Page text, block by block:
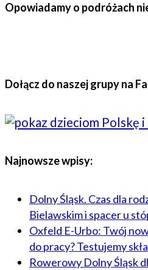
Opowiadamy o podróżach
Dołącz do naszej grupy na
Najnowsze wpisy:
Dolny Śląsk. Czas dla
Bielawskim i spacer u
Oxfeld E-Urbo: Twój
do pracy? Testujemy
Rowerowy Dolny Śląsk